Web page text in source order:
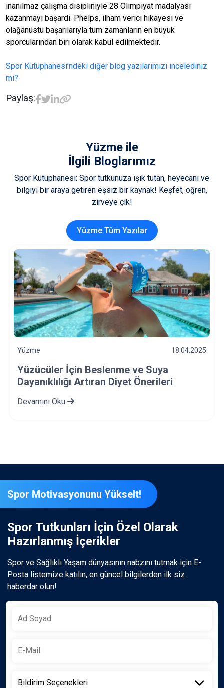
inanılmaz çalışma disipliniyle 28 Olimpiyat madalyası
kazanmayı başardı. Phelps, ilham verici hikayesi ve
olağanüstü başarılarıyla tüm zamanların en büyük
sporcularından biri olarak kabul edilmektedir.
Spor Kütüphanesi’ndeki diğer blog yazılarımızı incelediniz
mi?
Paylaş:
Yüzmeile
İlgili Bloglarımız
Spor Kütüphanesi: Spor tutkunuza ışık tutan, heyecanı ve
bilgiyi bir araya getiren eşsiz bir kaynak! Keşfet, öğren,
zirveye çık!
Yüzme Tüm Yazılar
Yüzme 18.04.2025
Yüzücüler İçin Beslenme ve Suya
Dayanıklılığı Artıran Diyet Önerileri
Devamını Oku
Spor Motivasyonunu Yükselt!
Spor Tutkunları İçin Özel Olarak
Hazırlanmış İçerikler
Spor ve Sağlıklı Yaşam dünyasının nabzını tutmak için E-
Posta listemize katılın, en güncel bilgilerden ilk siz
haberdar olun!